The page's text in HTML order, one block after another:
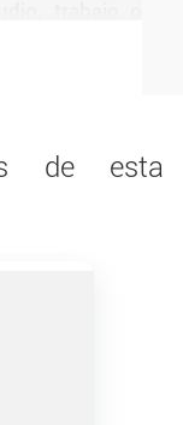
buscan un
de esta